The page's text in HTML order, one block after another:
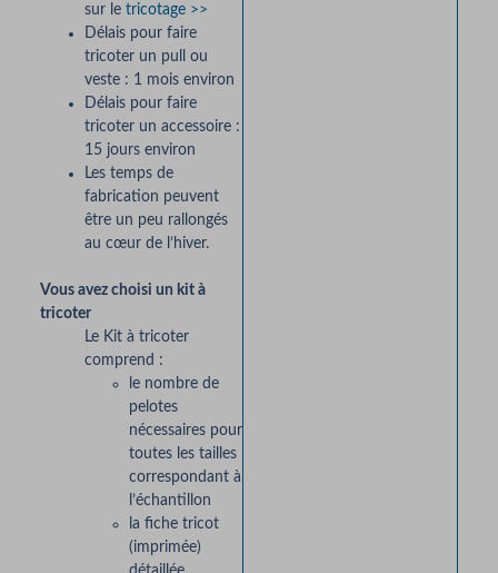
sur le tricotage >>
Délais pour faire
tricoter un pull ou
veste : 1 mois environ
Délais pour faire
tricoter un accessoire :
15 jours environ
Les temps de
fabrication peuvent
être un peu rallongés
au cœur de l’hiver.
Vous avez choisi un kit à
tricoter
Le Kit à tricoter
comprend :
le nombre de
pelotes
nécessaires pour
toutes les tailles
correspondant à
l’échantillon
la fiche tricot
(imprimée)